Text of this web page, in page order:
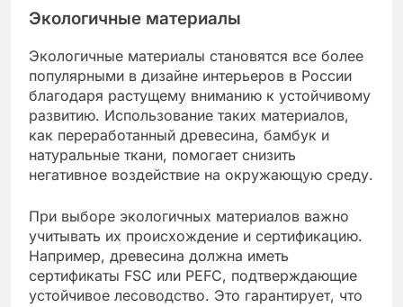
Экологичные материалы
Экологичные материалы становятся все более
популярными в дизайне интерьеров в России
благодаря растущему вниманию к устойчивому
развитию. Использование таких материалов,
как переработанный древесина, бамбук и
натуральные ткани, помогает снизить
негативное воздействие на окружающую среду.
При выборе экологичных материалов важно
учитывать их происхождение и сертификацию.
Например, древесина должна иметь
сертификаты FSC или PEFC, подтверждающие
устойчивое лесоводство. Это гарантирует, что